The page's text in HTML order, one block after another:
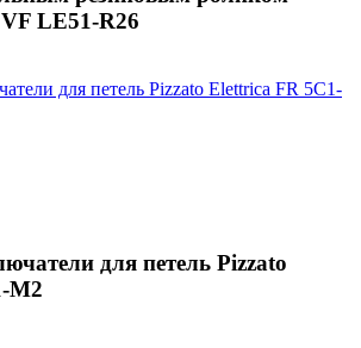
LE51-R26
для петель Pizzato
M2